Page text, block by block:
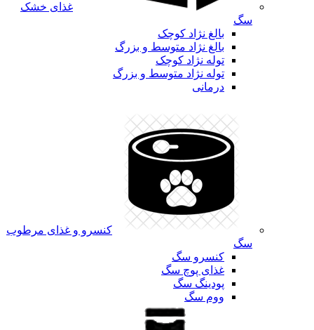
غذای خشک
سگ
بالغ نژاد کوچک
بالغ نژاد متوسط و بزرگ
توله نژاد کوچک
توله نژاد متوسط و بزرگ
درمانی
کنسرو و غذای مرطوب
سگ
کنسرو سگ
غذای پوچ سگ
پودینگ سگ
ووم سگ